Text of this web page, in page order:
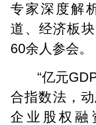
专家深度解
道、经济板
60余人参会。
“亿元
合指数法，
企业股权融